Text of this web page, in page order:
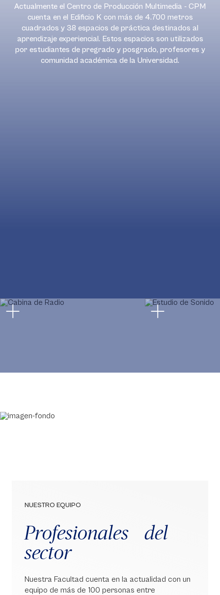
Actualmente el Centro de Producción Multimedia - CPM
cuenta en el Edificio K con más de 4.700 metros
cuadrados y 38 espacios de práctica destinados al
aprendizaje experiencial. Estos espacios son utilizados
por estudiantes de pregrado y posgrado, profesores y
comunidad académica de la Universidad.
NUESTRO EQUIPO
Profesionales del
sector
Nuestra Facultad cuenta en la actualidad con un
equipo de más de 100 personas entre